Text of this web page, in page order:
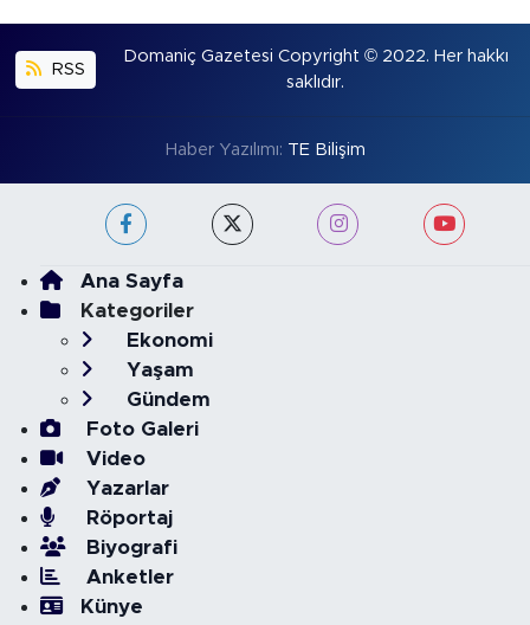
RSS
Domaniç Gazetesi Copyright © 2022. Her hakkı
saklıdır.
Haber Yazılımı: TE Bilişim
Ana Sayfa
Kategoriler
Ekonomi
Yaşam
Gündem
Foto Galeri
Video
Yazarlar
Röportaj
Biyografi
Anketler
Künye